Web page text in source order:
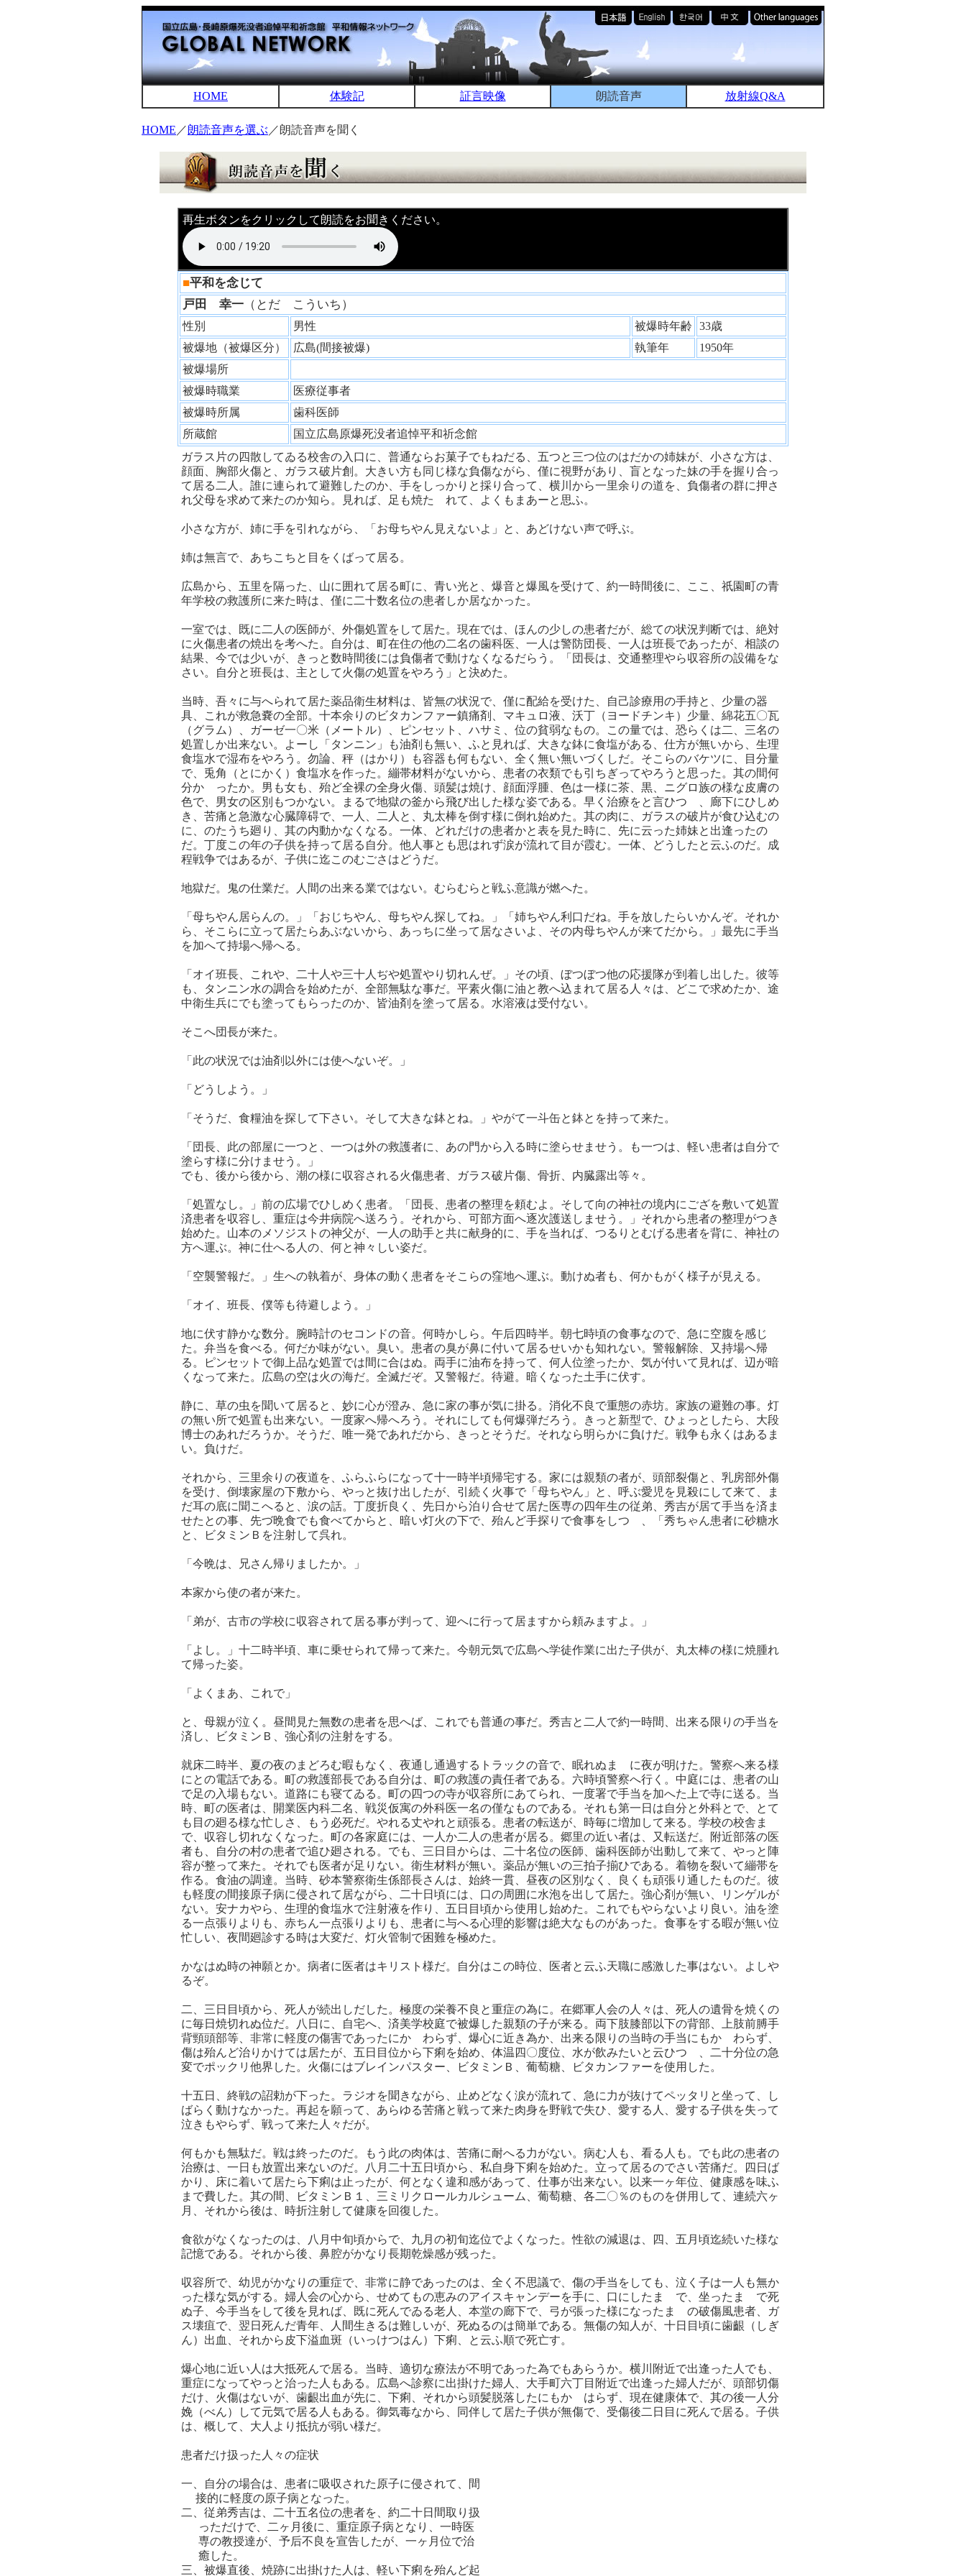
HOME 体験記 証言映像 朗読音声 放射線Q&A
HOME ／朗読音声を選ぶ ／朗読音声を聞く
再生ボタンをクリックして朗読をお聞きください。
■平和を念じて
戸田 幸一 （とだ こういち）
性別 男性 被爆時年齢
33歳
被爆地（被爆区分）
広島(間接被爆) 執筆年
1950年
被爆場所
被爆時職業
医療従事者
被爆時所属
歯科医師
所蔵館
国立広島原爆死没者追悼平和祈念館
ガラス片の四散してゐる校舎の入口に、普通ならお菓子でもねだる、五つと三つ位のはだかの姉妹が、小さな方は、
顔面、胸部火傷と、ガラス破片創。大きい方も同じ様な負傷ながら、僅に視野があり、盲となった妹の手を握り合っ
て居る二人。誰に連られて避難したのか、手をしっかりと採り合って、横川から一里余りの道を、負傷者の群に押さ
れ父母を求めて来たのか知ら。見れば、足も焼たゞれて、よくもまあーと思ふ。
小さな方が、姉に手を引れながら、「お母ちやん見えないよ」と、あどけない声で呼ぶ。
姉は無言で、あちこちと目をくばって居る。
広島から、五里を隔った、山に囲れて居る町に、青い光と、爆音と爆風を受けて、約一時間後に、ここ、祇園町の青
年学校の救護所に来た時は、僅に二十数名位の患者しか居なかった。
一室では、既に二人の医師が、外傷処置をして居た。現在では、ほんの少しの患者だが、総ての状況判断では、絶対
に火傷患者の焼出を考へた。自分は、町在住の他の二名の歯科医、一人は警防団長、一人は班長であったが、相談の
結果、今では少いが、きっと数時間後には負傷者で動けなくなるだらう。「団長は、交通整理やら収容所の設備をな
さい。自分と班長は、主として火傷の処置をやろう」と決めた。
当時、吾々に与へられて居た薬品衛生材料は、皆無の状況で、僅に配給を受けた、自己診療用の手持と、少量の器
具、これが救急嚢の全部。十本余りのビタカンファー鎮痛剤、マキュロ液、沃丁（ヨードチンキ）少量、綿花五〇瓦
（グラム）、ガーゼ一〇米（メートル）、ピンセット、ハサミ、位の貧弱なもの。この量では、恐らくは二、三名の
処置しか出来ない。よーし「タンニン」も油剤も無い、ふと見れば、大きな鉢に食塩がある、仕方が無いから、生理
食塩水で湿布をやろう。勿論、秤（はかり）も容器も何もない、全く無い無いづくしだ。そこらのバケツに、目分量
で、兎角（とにかく）食塩水を作った。繃帯材料がないから、患者の衣類でも引ちぎってやろうと思った。其の間何
分かゝったか。男も女も、殆ど全裸の全身火傷、頭髪は焼け、顔面浮腫、色は一様に茶、黒、ニグロ族の様な皮膚の
色で、男女の区別もつかない。まるで地獄の釜から飛び出した様な姿である。早く治療をと言ひつゝ、廊下にひしめ
き、苦痛と急激な心臓障碍で、一人、二人と、丸太棒を倒す様に倒れ始めた。其の肉に、ガラスの破片が食ひ込むの
に、のたうち廻り、其の内動かなくなる。一体、どれだけの患者かと表を見た時に、先に云った姉妹と出逢ったの
だ。丁度この年の子供を持って居る自分。他人事とも思はれず涙が流れて目が霞む。一体、どうしたと云ふのだ。成
程戦争ではあるが、子供に迄このむごさはどうだ。
地獄だ。鬼の仕業だ。人間の出来る業ではない。むらむらと戦ふ意識が燃へた。
「母ちやん居らんの。」「おじちやん、母ちやん探してね。」「姉ちやん利口だね。手を放したらいかんぞ。それか
ら、そこらに立って居たらあぶないから、あっちに坐って居なさいよ、その内母ちやんが来てだから。」最先に手当
を加へて持場へ帰へる。
「オイ班長、これや、二十人や三十人ぢや処置やり切れんぜ。」その頃、ぼつぼつ他の応援隊が到着し出した。彼等
も、タンニン水の調合を始めたが、全部無駄な事だ。平素火傷に油と教へ込まれて居る人々は、どこで求めたか、途
中衛生兵にでも塗ってもらったのか、皆油剤を塗って居る。水溶液は受付ない。
そこへ団長が来た。
「此の状況では油剤以外には使へないぞ。」
「どうしよう。」
「そうだ、食糧油を探して下さい。そして大きな鉢とね。」やがて一斗缶と鉢とを持って来た。
「団長、此の部屋に一つと、一つは外の救護者に、あの門から入る時に塗らせませう。も一つは、軽い患者は自分で
塗らす様に分けませう。」
でも、後から後から、潮の様に収容される火傷患者、ガラス破片傷、骨折、内臓露出等々。
「処置なし。」前の広場でひしめく患者。「団長、患者の整理を頼むよ。そして向の神社の境内にござを敷いて処置
済患者を収容し、重症は今井病院へ送ろう。それから、可部方面へ逐次護送しませう。」それから患者の整理がつき
始めた。山本のメソジストの神父が、一人の助手と共に献身的に、手を当れば、つるりとむげる患者を背に、神社の
方へ運ぶ。神に仕へる人の、何と神々しい姿だ。
「空襲警報だ。」生への執着が、身体の動く患者をそこらの窪地へ運ぶ。動けぬ者も、何かもがく様子が見える。
「オイ、班長、僕等も待避しよう。」
地に伏す静かな数分。腕時計のセコンドの音。何時かしら。午后四時半。朝七時頃の食事なので、急に空腹を感じ
た。弁当を食べる。何だか味がない。臭い。患者の臭が鼻に付いて居るせいかも知れない。警報解除、又持場へ帰
る。ピンセットで御上品な処置では間に合はぬ。両手に油布を持って、何人位塗ったか、気が付いて見れば、辺が暗
くなって来た。広島の空は火の海だ。全滅だぞ。又警報だ。待避。暗くなった土手に伏す。
静に、草の虫を聞いて居ると、妙に心が澄み、急に家の事が気に掛る。消化不良で重態の赤坊。家族の避難の事。灯
の無い所で処置も出来ない。一度家へ帰へろう。それにしても何爆弾だろう。きっと新型で、ひょっとしたら、大段
博士のあれだろうか。そうだ、唯一発であれだから、きっとそうだ。それなら明らかに負けだ。戦争も永くはあるま
い。負けだ。
それから、三里余りの夜道を、ふらふらになって十一時半頃帰宅する。家には親類の者が、頭部裂傷と、乳房部外傷
を受け、倒壊家屋の下敷から、やっと抜け出したが、引続く火事で「母ちやん」と、呼ぶ愛児を見殺にして来て、ま
だ耳の底に聞こへると、涙の話。丁度折良く、先日から泊り合せて居た医専の四年生の従弟、秀吉が居て手当を済ま
せたとの事、先づ晩食でも食べてからと、暗い灯火の下で、殆んど手探りで食事をしつゝ、「秀ちゃん患者に砂糖水
と、ビタミンＢを注射して呉れ。
「今晩は、兄さん帰りましたか。」
本家から使の者が来た。
「弟が、古市の学校に収容されて居る事が判って、迎へに行って居ますから頼みますよ。」
「よし。」十二時半頃、車に乗せられて帰って来た。今朝元気で広島へ学徒作業に出た子供が、丸太棒の様に焼腫れ
て帰った姿。
「よくまあ、これで」
と、母親が泣く。昼間見た無数の患者を思へば、これでも普通の事だ。秀吉と二人で約一時間、出来る限りの手当を
済し、ビタミンＢ、強心剤の注射をする。
就床二時半、夏の夜のまどろむ暇もなく、夜通し通過するトラックの音で、眠れぬまゝに夜が明けた。警察へ来る様
にとの電話である。町の救護部長である自分は、町の救護の責任者である。六時頃警察へ行く。中庭には、患者の山
で足の入場もない。道路にも寝てゐる。町の四つの寺が収容所にあてられ、一度署で手当を加へた上で寺に送る。当
時、町の医者は、開業医内科二名、戦災仮寓の外科医一名の僅なものである。それも第一日は自分と外科とで、とて
も目の廻る様な忙しさ、もう必死だ。やれる丈やれと頑張る。患者の転送が、時毎に増加して来る。学校の校舎ま
で、収容し切れなくなった。町の各家庭には、一人か二人の患者が居る。郷里の近い者は、又転送だ。附近部落の医
者も、自分の村の患者で追ひ廻される。でも、三日目からは、二十名位の医師、歯科医師が出動して来て、やっと陣
容が整って来た。それでも医者が足りない。衛生材料が無い。薬品が無いの三拍子揃ひである。着物を裂いて繃帯を
作る。食油の調達。当時、砂本警察衛生係部長さんは、始終一貫、昼夜の区別なく、良くも頑張り通したものだ。彼
も軽度の間接原子病に侵されて居ながら、二十日頃には、口の周囲に水泡を出して居た。強心剤が無い、リンゲルが
ない。安ナカやら、生理的食塩水で注射液を作り、五日目頃から使用し始めた。これでもやらないより良い。油を塗
る一点張りよりも、赤ちん一点張りよりも、患者に与へる心理的影響は絶大なものがあった。食事をする暇が無い位
忙しい、夜間廻診する時は大変だ、灯火管制で困難を極めた。
かなはぬ時の神願とか。病者に医者はキリスト様だ。自分はこの時位、医者と云ふ天職に感激した事はない。よしや
るぞ。
二、三日目頃から、死人が続出しだした。極度の栄養不良と重症の為に。在郷軍人会の人々は、死人の遺骨を焼くの
に毎日焼切れぬ位だ。八日に、自宅へ、済美学校庭で被爆した親類の子が来る。両下肢膝部以下の背部、上肢前膊手
背頸頭部等、非常に軽度の傷害であったにかゝわらず、爆心に近き為か、出来る限りの当時の手当にもかゝわらず、
傷は殆んど治りかけては居たが、五日目位から下痢を始め、体温四〇度位、水が飲みたいと云ひつゝ、二十分位の急
変でポックリ他界した。火傷にはブレインパスター、ビタミンＢ、葡萄糖、ビタカンファーを使用した。
十五日、終戦の詔勅が下った。ラジオを聞きながら、止めどなく涙が流れて、急に力が抜けてペッタリと坐って、し
ばらく動けなかった。再起を願って、あらゆる苦痛と戦って来た肉身を野戦で失ひ、愛する人、愛する子供を失って
泣きもやらず、戦って来た人々だが。
何もかも無駄だ。戦は終ったのだ。もう此の肉体は、苦痛に耐へる力がない。病む人も、看る人も。でも此の患者の
治療は、一日も放置出来ないのだ。八月二十五日頃から、私自身下痢を始めた。立って居るのでさい苦痛だ。四日ば
かり、床に着いて居たら下痢は止ったが、何となく違和感があって、仕事が出来ない。以来一ヶ年位、健康感を味ふ
まで費した。其の間、ビタミンＢ１、三ミリクロールカルシューム、葡萄糖、各二〇％のものを併用して、連続六ヶ
月、それから後は、時折注射して健康を回復した。
食欲がなくなったのは、八月中旬頃からで、九月の初旬迄位でよくなった。性欲の減退は、四、五月頃迄続いた様な
記憶である。それから後、鼻腔がかなり長期乾燥感が残った。
収容所で、幼児がかなりの重症で、非常に静であったのは、全く不思議で、傷の手当をしても、泣く子は一人も無か
った様な気がする。婦人会の心から、せめてもの恵みのアイスキャンデーを手に、口にしたまゝで、坐ったまゝで死
ぬ子、今手当をして後を見れば、既に死んでゐる老人、本堂の廊下で、弓が張った様になったまゝの破傷風患者、ガ
ス壊疽で、翌日死んだ青年、人間生きるは難しいが、死ぬるのは簡単である。無傷の知人が、十日目頃に歯齦（しぎ
ん）出血、それから皮下溢血斑（いっけつはん）下痢、と云ふ順で死亡す。
爆心地に近い人は大抵死んで居る。当時、適切な療法が不明であった為でもあらうか。横川附近で出逢った人でも、
重症になってやっと治った人もある。広島へ診察に出掛けた婦人、大手町六丁目附近で出逢った婦人だが、頭部切傷
だけ、火傷はないが、歯齦出血が先に、下痢、それから頭髪脱落したにもかゝはらず、現在健康体で、其の後一人分
娩（べん）して元気で居る人もある。御気毒なから、同伴して居た子供が無傷で、受傷後二日目に死んで居る。子供
は、概して、大人より抵抗が弱い様だ。
患者だけ扱った人々の症状
一、自分の場合は、患者に吸収された原子に侵されて、間
接的に軽度の原子病となった。
二、従弟秀吉は、二十五名位の患者を、約二十日間取り扱
っただけで、二ヶ月後に、重症原子病となり、一時医
専の教授達が、予后不良を宣告したが、一ヶ月位で治
癒した。
三、被爆直後、焼跡に出掛けた人は、軽い下痢を殆んど起